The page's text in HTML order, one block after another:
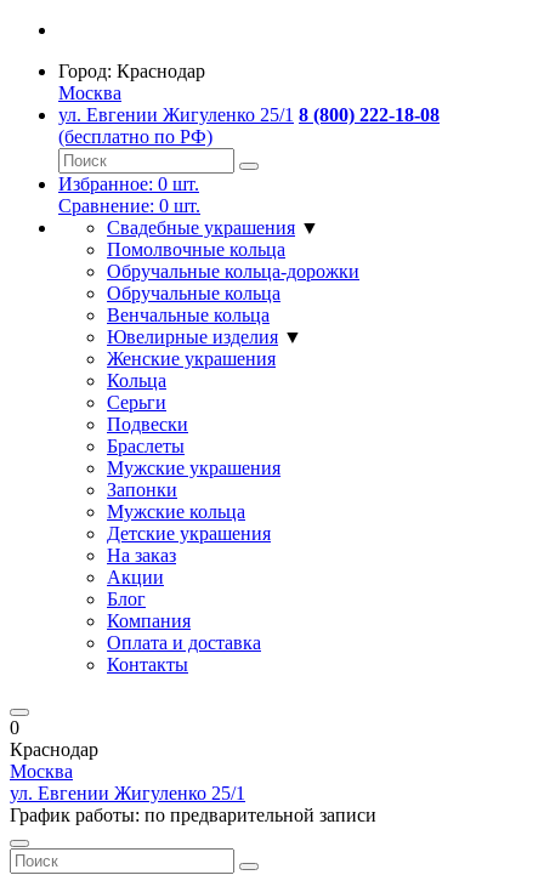
Город: Краснодар
Москва
ул. Евгении Жигуленко 25/1 8 (800) 222-18-08
(бесплатно по РФ)
Избранное: 0 шт.
Сравнение: 0 шт.
Свадебные украшения ▼
Помолвочные кольца
Обручальные кольца-дорожки
Обручальные кольца
Венчальные кольца
Ювелирные изделия ▼
Женские украшения
Кольца
Серьги
Подвески
Браслеты
Мужские украшения
Запонки
Мужские кольца
Детские украшения
На заказ
Акции
Блог
Компания
Оплата и доставка
Контакты
0
Краснодар
Москва
ул. Евгении Жигуленко 25/1
График работы: по предварительной записи